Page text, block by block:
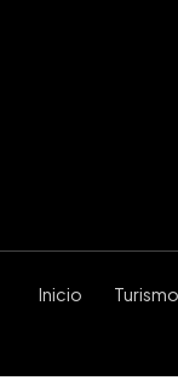
Inicio Turismo